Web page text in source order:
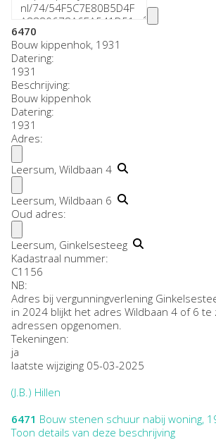
6470
Bouw kippenhok, 1931
Datering:
1931
Beschrijving:
Bouw kippenhok
Datering:
1931
Adres:
Leersum, Wildbaan 4
Leersum, Wildbaan 6
Oud adres:
Leersum, Ginkelsesteeg
Kadastraal nummer:
C1156
NB:
Adres bij vergunningverlening
in 2024 blijkt het adres Wildbaan 4 of 6 te
adressen opgenomen.
Tekeningen:
ja
laatste wijziging 05-03-2025
(J.B.) Hillen
6471 Bouw stenen schuur nabij woning,
Toon details van deze beschrijving